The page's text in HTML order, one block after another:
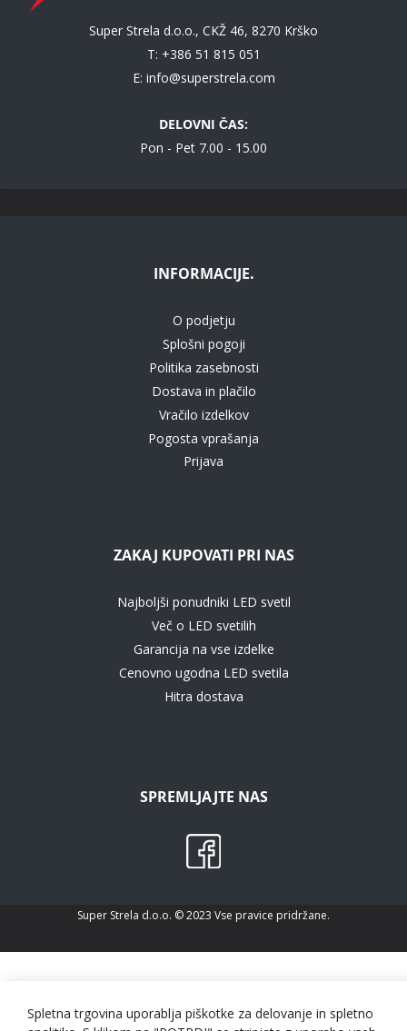
Super Strela d.o.o., CKŽ 46, 8270 Krško
T: +386 51 815 051
E: info@superstrela.com
DELOVNI ČAS:
Pon - Pet 7.00 - 15.00
INFORMACIJE.
O podjetju
Splošni pogoji
Politika zasebnosti
Dostava in plačilo
Vračilo izdelkov
Pogosta vprašanja
Prijava
ZAKAJ KUPOVATI PRI NAS
Najboljši ponudniki LED svetil
Več o LED svetilih
Garancija na vse izdelke
Cenovno ugodna LED svetila
Hitra dostava
SPREMLJAJTE NAS
Super Strela d.o.o. © 2023 Vse pravice pridržane.
Spletna trgovina uporablja piškotke za delovanje in spletno